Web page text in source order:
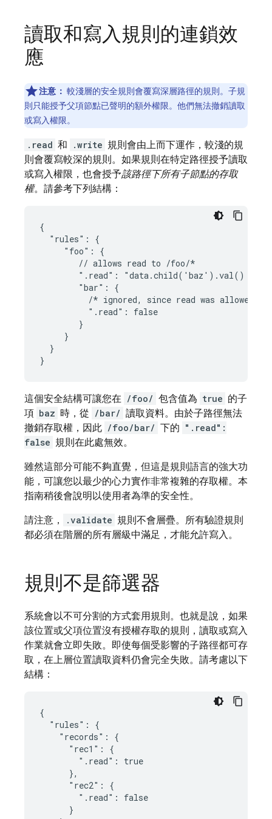
讀取和寫入規則的連鎖效
應
注意： 較淺層的安全規則會覆寫深層路徑的規則。子規
則只能授予父項節點已聲明的額外權限。他們無法撤銷讀取
或寫入權限。
.read 和 .write 規則會由上而下運作，較淺的規
則會覆寫較深的規則。如果規則在特定路徑授予讀取
或寫入權限，也會授予該路徑下所有子節點的存取
權。請參考下列結構：
{
  "rules": {
     "foo": {
        // allows read to /foo/*
".read": "data.child('baz').val() ===
        "bar": {
/* ignored, since read was allowed
          ".read": false
        }
     }
  }
}
這個安全結構可讓您在 /foo/ 包含值為 true 的子
項 baz 時，從 /bar/ 讀取資料。由於子路徑無法
撤銷存取權，因此 /foo/bar/ 下的 ".read":
false 規則在此處無效。
雖然這部分可能不夠直覺，但這是規則語言的強大功
能，可讓您以最少的心力實作非常複雜的存取權。本
指南稍後會說明以使用者為準的安全性。
請注意，
.validate 規則不會層疊。所有驗證規則
都必須在階層的所有層級中滿足，才能允許寫入。
規則不是篩選器
系統會以不可分割的方式套用規則。也就是說，如果
該位置或父項位置沒有授權存取的規則，讀取或寫入
作業就會立即失敗。即使每個受影響的子路徑都可存
取，在上層位置讀取資料仍會完全失敗。請考慮以下
結構：
{
  "rules": {
    "records": {
      "rec1": {
        ".read": true
      },
      "rec2": {
        ".read": false
      }